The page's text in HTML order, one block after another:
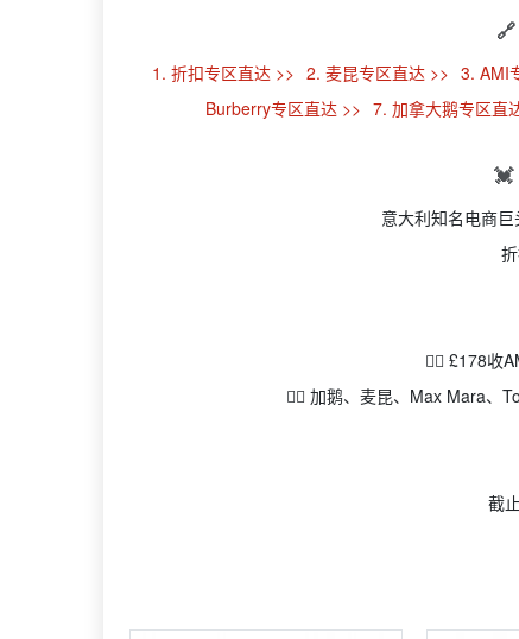
1. 折扣专区直达 >> 2. 麦昆专区直达 >> 3. AMI
Burberry专区直达 >> 7. 加拿大鹅专区直
💓
意大利知名电商巨
👉🏻 £178收
👉🏻 加鹅、麦昆、Max Mara、
截